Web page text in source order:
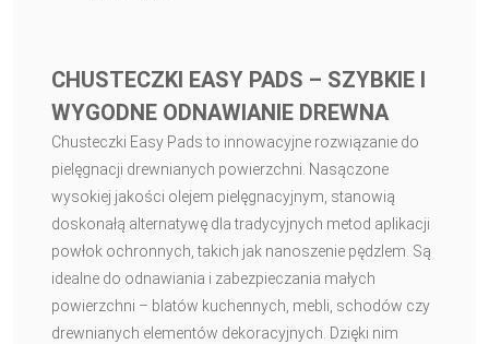
CHUSTECZKI EASY PADS – SZYBKIE I
WYGODNE ODNAWIANIE DREWNA
Chusteczki Easy Pads to innowacyjne rozwiązanie do
pielęgnacji drewnianych powierzchni. Nasączone
wysokiej jakości olejem pielęgnacyjnym, stanowią
doskonałą alternatywę dla tradycyjnych metod aplikacji
powłok ochronnych, takich jak nanoszenie pędzlem. Są
idealne do odnawiania i zabezpieczania małych
powierzchni – blatów kuchennych, mebli, schodów czy
drewnianych elementów dekoracyjnych. Dzięki nim